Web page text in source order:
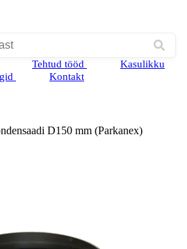
Tehtud tööd
Kasulikku
Kontakt
D150 mm (Parkanex)